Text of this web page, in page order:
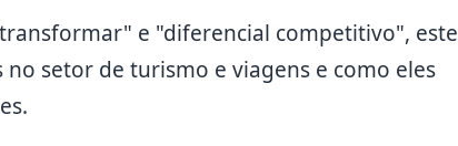
e "diferencial competitivo", este
setor de turismo e viagens e como eles